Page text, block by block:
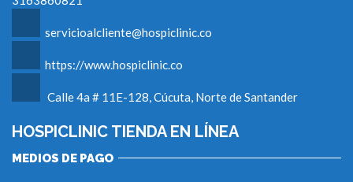
servicioalcliente@hospiclinic.co
https://www.hospiclinic.co
Calle 4a # 11E-128, Cúcuta, Norte de Santander
HOSPICLINIC TIENDA EN LÍNEA
MEDIOS DE PAGO